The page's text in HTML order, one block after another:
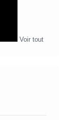
Voir tout